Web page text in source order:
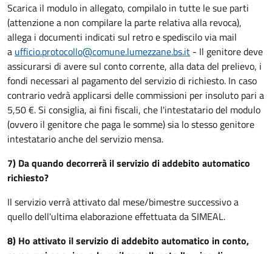
Scarica il modulo in allegato, compilalo in tutte le sue parti
(attenzione a non compilare la parte relativa alla revoca),
allega i documenti indicati sul retro e spediscilo via mail
a ufficio.protocollo@comune.lumezzane.bs.it - Il genitore deve
assicurarsi di avere sul conto corrente, alla data del prelievo, i
fondi necessari al pagamento del servizio di richiesto. In caso
contrario vedrà applicarsi delle commissioni per insoluto pari a
5,50 €.Si consiglia, ai fini fiscali, che l'intestatario del modulo
(ovvero il genitore che paga le somme) sia lo stesso genitore
intestatario anche del servizio mensa.
7) Da quando decorrerà il servizio di addebito automatico
richiesto?
Il servizio verrà attivato dal mese/bimestre successivo a
quello dell'ultima elaborazione effettuata da SIMEAL.
8) Ho attivato il servizio di addebito automatico in conto,